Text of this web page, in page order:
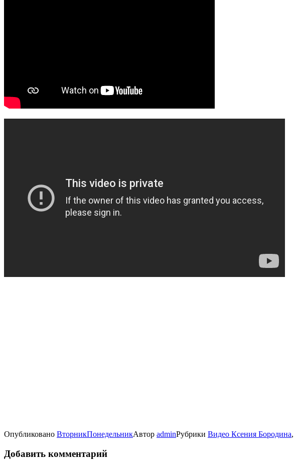
Опубликовано ВторникПонедельникАвтор adminРубрики Видео Ксения Бородина,
Добавить комментарий